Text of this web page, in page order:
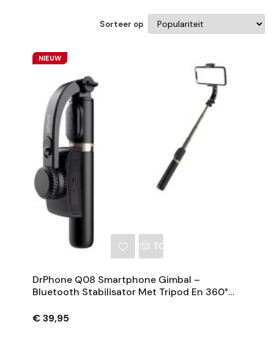
Sorteer op
NIEUW
TOEVOEGEN AAN
DrPhone Q08 Smartphone Gimbal –
Bluetooth Stabilisator Met Tripod En 360°
€ 39,95